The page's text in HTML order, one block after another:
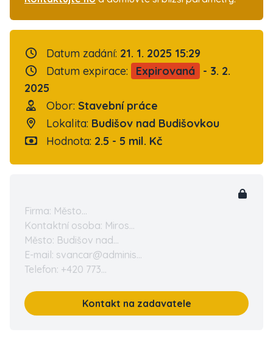
Datum zadání: 21. 1. 2025 15:29
Datum expirace:
Expirovaná
- 3. 2.
2025
Obor: Stavební práce
Lokalita: Budišov nad Budišovkou
Hodnota: 2.5 - 5 mil. Kč
Firma: Město...
Kontaktní osoba: Miros...
Město: Budišov nad...
E-mail: svancar@adminis...
Telefon: +420 773...
Kontakt na zadavatele